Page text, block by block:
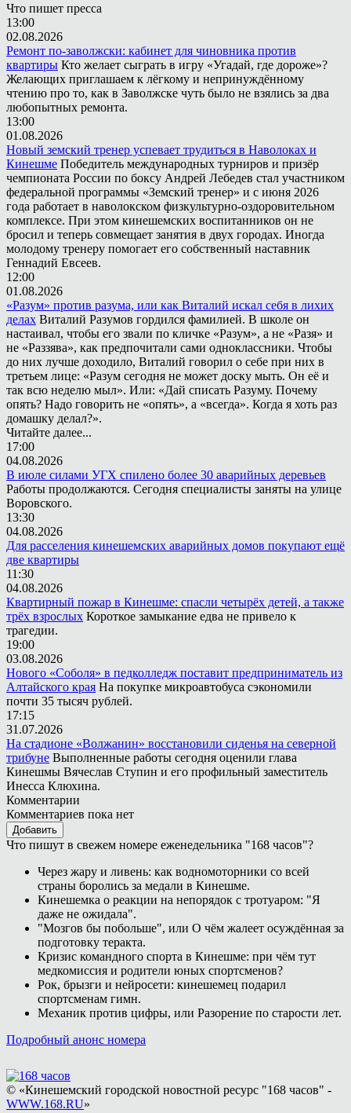
Что пишет пресса
13:00
02.08.2026
Ремонт по-заволжски: кабинет для чиновника против
квартиры Кто желает сыграть в игру «Угадай, где дороже»?
Желающих приглашаем к лёгкому и непринуждённому
чтению про то, как в Заволжске чуть было не взялись за два
любопытных ремонта.
13:00
01.08.2026
Новый земский тренер успевает трудиться в Наволоках и
Кинешме Победитель международных турниров и призёр
чемпионата России по боксу Андрей Лебедев стал участником
федеральной программы «Земский тренер» и с июня 2026
года работает в наволокском физкультурно-оздоровительном
комплексе. При этом кинешемских воспитанников он не
бросил и теперь совмещает занятия в двух городах. Иногда
молодому тренеру помогает его собственный наставник
Геннадий Евсеев.
12:00
01.08.2026
«Разум» против разума, или как Виталий искал себя в лихих
делах Виталий Разумов гордился фамилией. В школе он
настаивал, чтобы его звали по кличке «Разум», а не «Разя» и
не «Раззява», как предпочитали сами одноклассники. Чтобы
до них лучше доходило, Виталий говорил о себе при них в
третьем лице: «Разум сегодня не может доску мыть. Он её и
так всю неделю мыл». Или: «Дай списать Разуму. Почему
опять? Надо говорить не «опять», а «всегда». Когда я хоть раз
домашку делал?».
Читайте далее...
17:00
04.08.2026
В июле силами УГХ спилено более 30 аварийных деревьев
Работы продолжаются. Сегодня специалисты заняты на улице
Воровского.
13:30
04.08.2026
Для расселения кинешемских аварийных домов покупают ещё
две квартиры
11:30
04.08.2026
Квартирный пожар в Кинешме: спасли четырёх детей, а также
трёх взрослых Короткое замыкание едва не привело к
трагедии.
19:00
03.08.2026
Нового «Соболя» в педколледж поставит предприниматель из
Алтайского края На покупке микроавтобуса сэкономили
почти 35 тысяч рублей.
17:15
31.07.2026
На стадионе «Волжанин» восстановили сиденья на северной
трибуне Выполненные работы сегодня оценили глава
Кинешмы Вячеслав Ступин и его профильный заместитель
Инесса Клюхина.
Комментарии
Комментариев пока нет
Добавить
Что пишут в свежем номере еженедельника "168 часов"?
Через жару и ливень: как водномоторники со всей
страны боролись за медали в Кинешме.
Кинешемка о реакции на непорядок с тротуаром: "Я
даже не ожидала".
"Мозгов бы побольше", или О чём жалеет осуждённая за
подготовку теракта.
Кризис командного спорта в Кинешме: при чём тут
медкомиссия и родители юных спортсменов?
Рок, брызги и нейросети: кинешемец подарил
спортсменам гимн.
Механик против цифры, или Разорение по старости лет.
Подробный анонс номера
© «Кинешемский городской новостной ресурс "168 часов" -
WWW.168.RU»